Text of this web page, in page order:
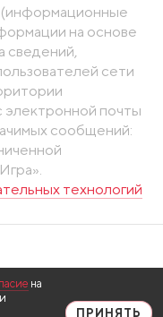
на основе
сведений,
сети
почты
сообщений:
технологий
на
ПРИНЯТЬ